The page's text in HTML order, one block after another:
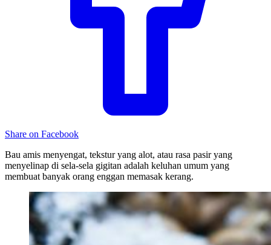
Share on Facebook
Bau amis menyengat, tekstur yang alot, atau rasa pasir yang
menyelinap di sela-sela gigitan adalah keluhan umum yang
membuat banyak orang enggan memasak kerang.